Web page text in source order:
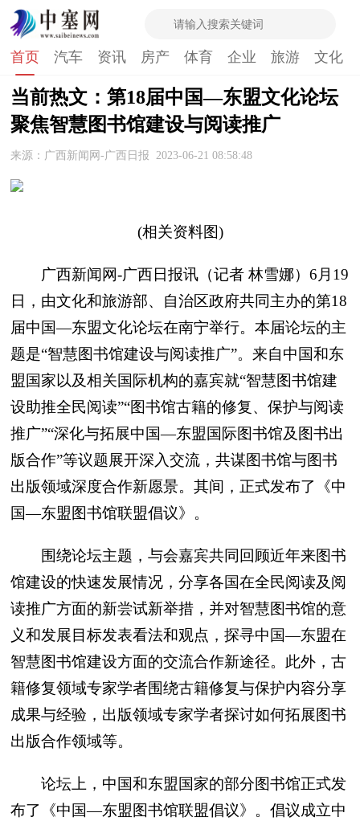
首页 汽车 资讯 房产 体育 企业 旅游 文化
当前热文：第18届中国—东盟文化论坛
聚焦智慧图书馆建设与阅读推广
来源：广西新闻网-广西日报 2023-06-21 08:58:48
(相关资料图)
广西新闻网-广西日报讯（记者 林雪娜）6月19
日，由文化和旅游部、自治区政府共同主办的第18
届中国—东盟文化论坛在南宁举行。本届论坛的主
题是“智慧图书馆建设与阅读推广”。来自中国和东
盟国家以及相关国际机构的嘉宾就“智慧图书馆建
设助推全民阅读”“图书馆古籍的修复、保护与阅读
推广”“深化与拓展中国—东盟国际图书馆及图书出
版合作”等议题展开深入交流，共谋图书馆与图书
出版领域深度合作新愿景。其间，正式发布了《中
国—东盟图书馆联盟倡议》。
围绕论坛主题，与会嘉宾共同回顾近年来图书
馆建设的快速发展情况，分享各国在全民阅读及阅
读推广方面的新尝试新举措，并对智慧图书馆的意
义和发展目标发表看法和观点，探寻中国—东盟在
智慧图书馆建设方面的交流合作新途径。此外，古
籍修复领域专家学者围绕古籍修复与保护内容分享
成果与经验，出版领域专家学者探讨如何拓展图书
出版合作领域等。
论坛上，中国和东盟国家的部分图书馆正式发
布了《中国—东盟图书馆联盟倡议》。倡议成立中